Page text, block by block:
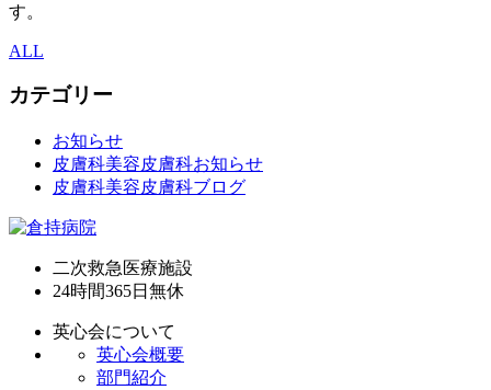
す。
ALL
カテゴリー
お知らせ
皮膚科美容皮膚科お知らせ
皮膚科美容皮膚科ブログ
二次救急医療施設
24時間365日 無休
英心会について
英心会概要
部門紹介